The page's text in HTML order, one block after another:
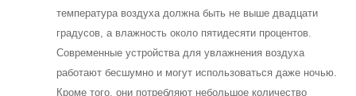
температура воздуха должна быть не выше двадцати
градусов, а влажность около пятидесяти процентов.
Современные устройства для увлажнения воздуха
работают бесшумно и могут использоваться даже ночью.
Кроме того, они потребляют небольшое количество